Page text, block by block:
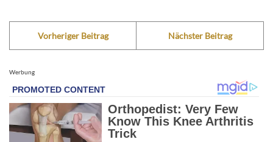
Vorheriger Beitrag Nächster Beitrag
Werbung